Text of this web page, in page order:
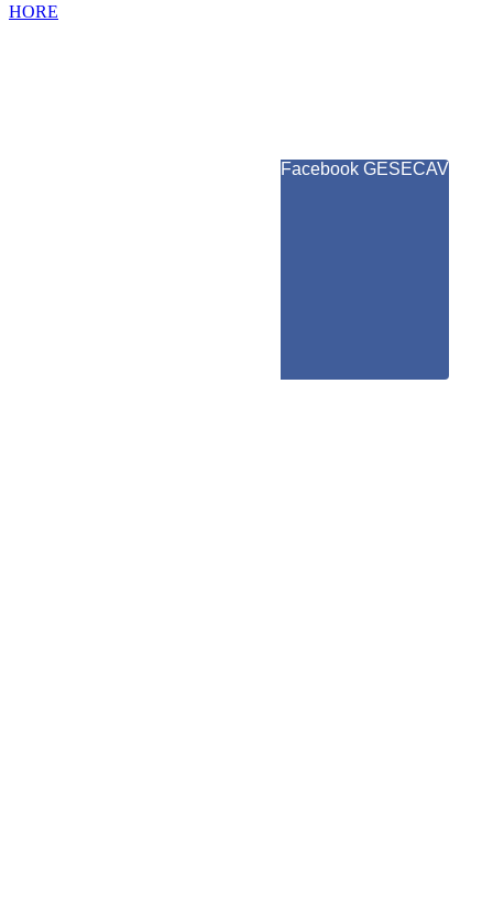
HORE
Facebook GESECAV